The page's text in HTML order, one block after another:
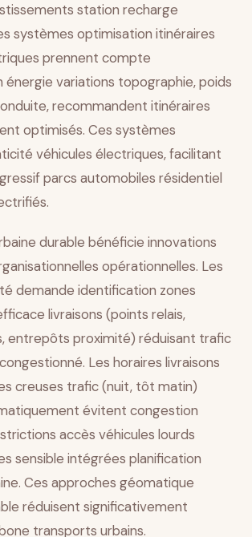
station recharge
systèmes optimisation itinéraires
prennent compte
énergie variations topographie, poids
recommandent itinéraires
optimisés. Ces systèmes
véhicules électriques, facilitant
parcs automobiles résidentiel
durable bénéficie innovations
opérationnelles. Les
demande identification zones
livraisons (points relais,
entrepôts proximité) réduisant trafic
Les horaires livraisons
creuses trafic (nuit, tôt matin)
évitent congestion
accès véhicules lourds
sensible intégrées planification
Ces approches géomatique
réduisent significativement
transports urbains.